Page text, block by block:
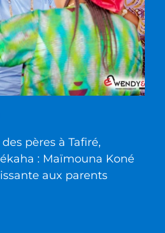
pères à Tafiré,
: Maïmouna Koné
aux parents